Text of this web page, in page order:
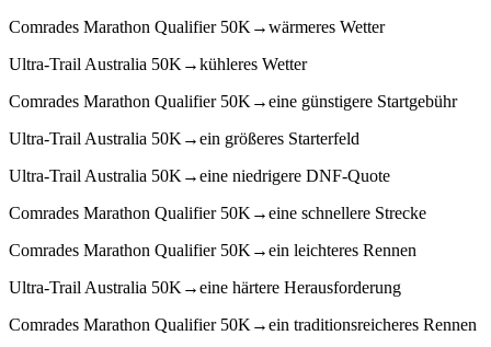
Comrades Marathon Qualifier 50K →wärmeres Wetter
Ultra-Trail Australia 50K →kühleres Wetter
Comrades Marathon Qualifier 50K →eine günstigere Startgebühr
Ultra-Trail Australia 50K →ein größeres Starterfeld
Ultra-Trail Australia 50K →eine niedrigere DNF-Quote
Comrades Marathon Qualifier 50K →eine schnellere Strecke
Comrades Marathon Qualifier 50K →ein leichteres Rennen
Ultra-Trail Australia 50K →eine härtere Herausforderung
Comrades Marathon Qualifier 50K →ein traditionsreicheres Rennen